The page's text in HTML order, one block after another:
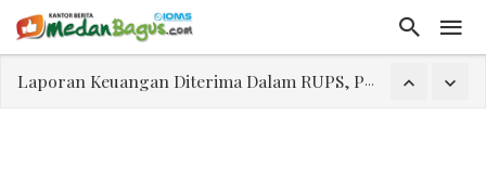
Laporan Keuangan Diterima Dalam RUPS, Pelaporan Hingga Penahanan Mantan Direktur PT GKS Dinilai Rancu